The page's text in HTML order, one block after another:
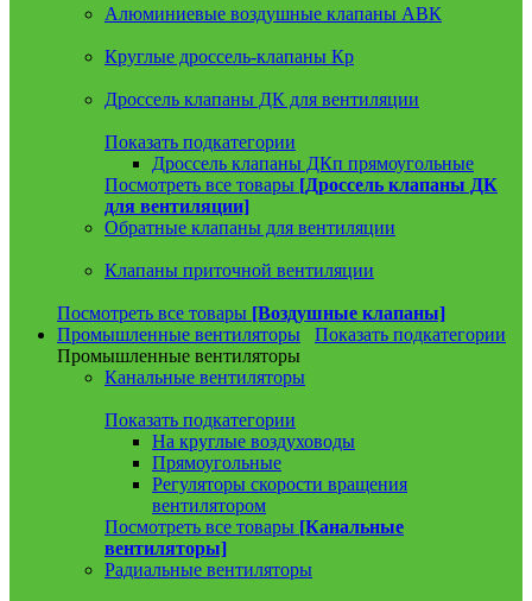
Алюминиевые воздушные клапаны АВК
Круглые дроссель-клапаны Кр
Дроссель клапаны ДК для вентиляции
Показать подкатегории
Дроссель клапаны ДКп прямоугольные
Посмотреть все товары [Дроссель клапаны ДК
для вентиляции]
Обратные клапаны для вентиляции
Клапаны приточной вентиляции
Посмотреть все товары [Воздушные клапаны]
Промышленные вентиляторы
Показать подкатегории
Промышленные вентиляторы
Канальные вентиляторы
Показать подкатегории
На круглые воздуховоды
Прямоугольные
Регуляторы скорости вращения
вентилятором
Посмотреть все товары [Канальные
вентиляторы]
Радиальные вентиляторы